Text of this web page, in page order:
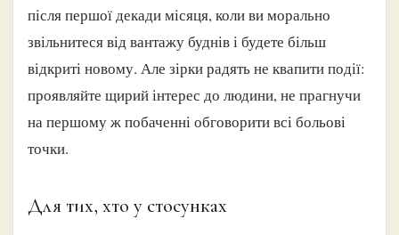
після першої декади місяця, коли ви морально
звільнитеся від вантажу буднів і будете більш
відкриті новому. Але зірки радять не квапити події:
проявляйте щирий інтерес до людини, не прагнучи
на першому ж побаченні обговорити всі больові
точки.
Для тих, хто у стосунках